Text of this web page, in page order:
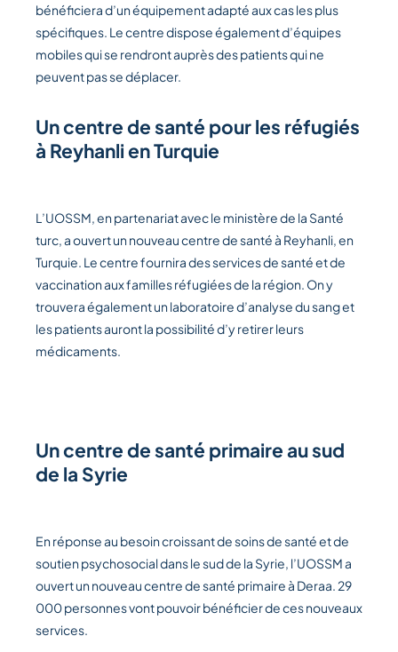
bénéficiera d’un équipement adapté aux cas les plus
spécifiques. Le centre dispose également d’équipes
mobiles qui se rendront auprès des patients qui ne
peuvent pas se déplacer.
Un centre de santé pour les réfugiés
à Reyhanli en Turquie
L’UOSSM, en partenariat avec le ministère de la Santé
turc, a ouvert un nouveau centre de santé à Reyhanli, en
Turquie. Le centre fournira des services de santé et de
vaccination aux familles réfugiées de la région. On y
trouvera également un laboratoire d’analyse du sang et
les patients auront la possibilité d’y retirer leurs
médicaments.
Un centre de santé primaire au sud
de la Syrie
En réponse au besoin croissant de soins de santé et de
soutien psychosocial dans le sud de la Syrie, l’UOSSM a
ouvert un nouveau centre de santé primaire à Deraa. 29
000 personnes vont pouvoir bénéficier de ces nouveaux
services.